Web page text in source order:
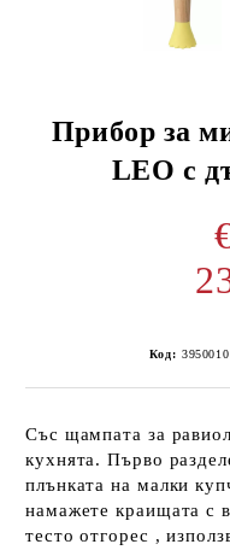
Прибор за
LEO с
Код: 3950010
Със щампата за
кухнята. Първо
плънката на малки
намажете краищата с
тесто отгорес ,